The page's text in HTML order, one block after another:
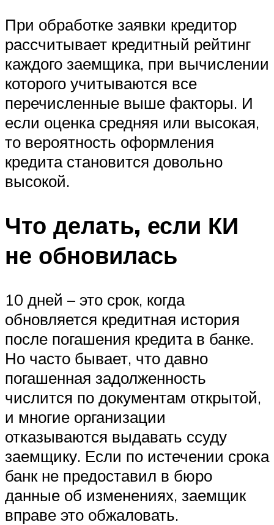
При обработке заявки кредитор
рассчитывает кредитный рейтинг
каждого заемщика, при вычислении
которого учитываются все
перечисленные выше факторы. И
если оценка средняя или высокая,
то вероятность оформления
кредита становится довольно
высокой.
Что делать, если КИ
не обновилась
10 дней – это срок, когда
обновляется кредитная история
после погашения кредита в банке.
Но часто бывает, что давно
погашенная задолженность
числится по документам открытой,
и многие организации
отказываются выдавать ссуду
заемщику. Если по истечении срока
банк не предоставил в бюро
данные об изменениях, заемщик
вправе это обжаловать.